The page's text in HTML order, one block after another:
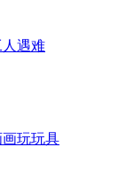
遇难
玩玩具